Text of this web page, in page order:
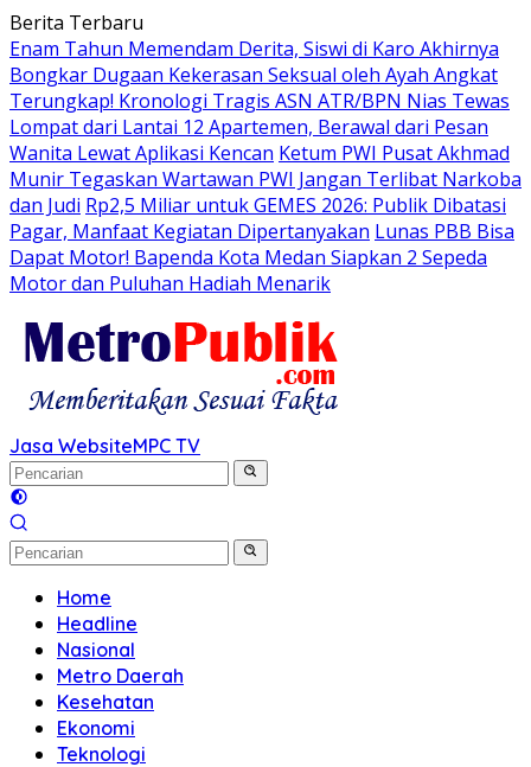
Langsung
ke
konten
Berita Terbaru
Enam Tahun Memendam Derita, Siswi di Karo Akhirnya
Bongkar Dugaan Kekerasan Seksual oleh Ayah Angkat
Terungkap! Kronologi Tragis ASN ATR/BPN Nias Tewas
Lompat dari Lantai 12 Apartemen, Berawal dari Pesan
Wanita Lewat Aplikasi Kencan Ketum PWI Pusat Akhmad
Munir Tegaskan Wartawan PWI Jangan Terlibat Narkoba
dan Judi Rp2,5 Miliar untuk GEMES 2026: Publik Dibatasi
Pagar, Manfaat Kegiatan Dipertanyakan Lunas PBB Bisa
Dapat Motor! Bapenda Kota Medan Siapkan 2 Sepeda
Motor dan Puluhan Hadiah Menarik
Jasa WebsiteMPC TV
Home
Headline
Nasional
Metro Daerah
Kesehatan
Ekonomi
Teknologi